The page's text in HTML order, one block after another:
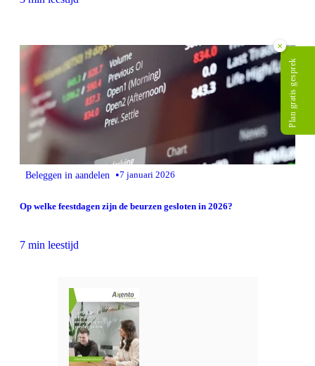
Beleggen in aandelen •7 januari 2026
Op welke feestdagen zijn de beurzen gesloten in 2026?
7 min leestijd
×
Plan gratis gesprek